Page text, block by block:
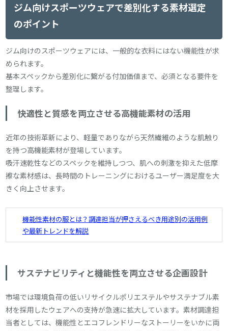
ジム向けスポーツウェアで差別化する素材選定
のポイント
ジム向けのスポーツウェアには、一般的な衣料にはない機能性が求
められます。
基本スペックから差別化に繋がる付加価値まで、必須となる要件を
整理します。
快適性と質感を両立させる高機能素材の活用
近年の技術革新により、軽量でありながら天然繊維のような肌触り
を持つ高機能素材が登場しています。
吸汗速乾性などのスペックを維持しつつ、肌への刺激を抑えた低摩
擦な素材感は、長時間のトレーニングにおけるユーザー満足度を大
きく向上させます。
機能性素材の服とは？調達担当が押さえるべき用途別の活用例
や最新トレンドを解説
サステナビリティと機能性を両立させる企画設計
市場では環境負荷の低いリサイクルポリエステルやサステナブル素
材を採用したウェアへの支持が急速に拡大しています。素材調達担
当者としては、機能性とエコフレンドリーなストーリーをいかに両